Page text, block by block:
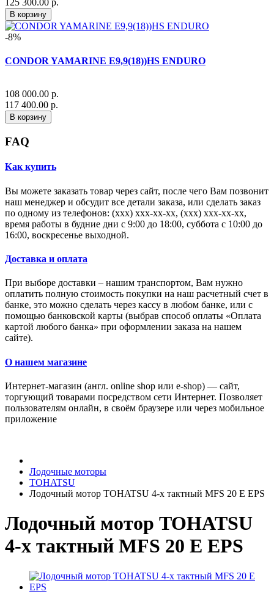
125 300.00 р.
В корзину
-8%
CONDOR YAMARINE E9,9(18))HS ENDURO
108 000.00 р.
117 400.00 р.
В корзину
FAQ
Как купить
Вы можете заказать товар через сайт, после чего Вам позвонит
наш менеджер и обсудит все детали заказа, или сделать заказ
по одному из телефонов: (xxx) xxx-xx-xx, (xxx) xxx-xx-xx,
время работы в будние дни с 9:00 до 18:00, суббота с 10:00 до
16:00, воскресенье выходной.
Доставка и оплата
При выборе доставки – нашим транспортом, Вам нужно
оплатить полную стоимость покупки на наш расчетный счет в
банке, это можно сделать через кассу в любом банке, или с
помощью банковской карты (выбрав способ оплаты «Оплата
картой любого банка» при оформлении заказа на нашем
сайте).
О нашем магазине
Интернет-магазин (англ. online shop или e-shop) — сайт,
торгующий товарами посредством сети Интернет. Позволяет
пользователям онлайн, в своём браузере или через мобильное
приложение
Лодочные моторы
TOHATSU
Лодочный мотор TOHATSU 4-х тактный MFS 20 E EPS
Лодочный мотор TOHATSU
4-х тактный MFS 20 E EPS